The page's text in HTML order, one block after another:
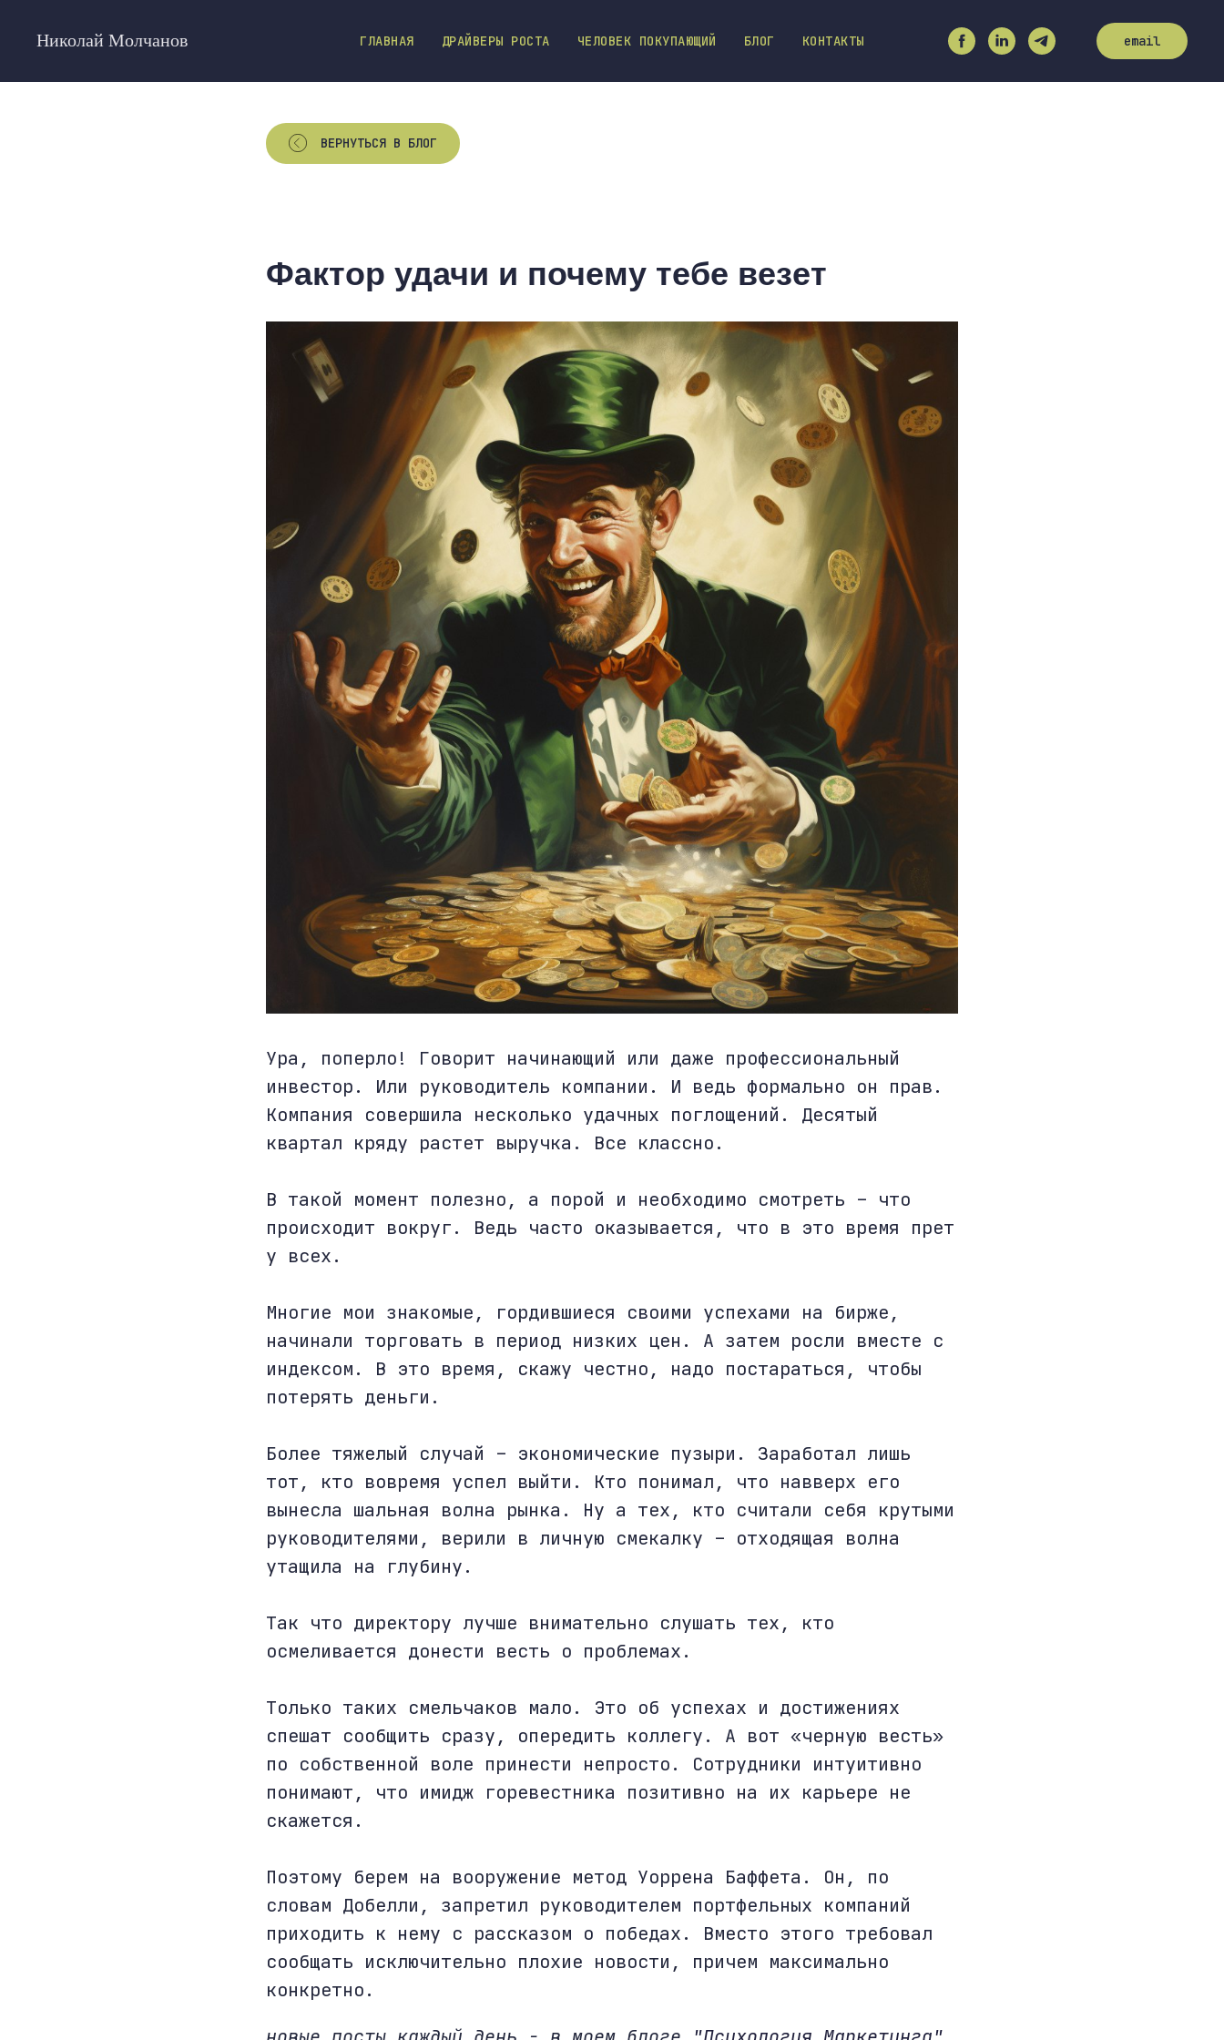
Николай Молчанов ГЛАВНАЯ ДРАЙВЕРЫ РОСТА ЧЕЛОВЕК ПОКУПАЮЩИЙ БЛОГ КОНТАКТЫ email
ВЕРНУТЬСЯ В БЛОГ
Фактор удачи и почему тебе везет
Ура, поперло! Говорит начинающий или даже профессиональный
инвестор. Или руководитель компании. И ведь формально он прав.
Компания совершила несколько удачных поглощений. Десятый
квартал кряду растет выручка. Все классно.
В такой момент полезно, а порой и необходимо смотреть – что
происходит вокруг. Ведь часто оказывается, что в это время прет
у всех.
Многие мои знакомые, гордившиеся своими успехами на бирже,
начинали торговать в период низких цен. А затем росли вместе с
индексом. В это время, скажу честно, надо постараться, чтобы
потерять деньги.
Более тяжелый случай – экономические пузыри. Заработал лишь
тот, кто вовремя успел выйти. Кто понимал, что навверх его
вынесла шальная волна рынка. Ну а тех, кто считали себя крутыми
руководителями, верили в личную смекалку – отходящая волна
утащила на глубину.
Так что директору лучше внимательно слушать тех, кто
осмеливается донести весть о проблемах.
Только таких смельчаков мало. Это об успехах и достижениях
спешат сообщить сразу, опередить коллегу. А вот «черную весть»
по собственной воле принести непросто. Сотрудники интуитивно
понимают, что имидж горевестника позитивно на их карьере не
скажется.
Поэтому берем на вооружение метод Уоррена Баффета. Он, по
словам Добелли, запретил руководителем портфельных компаний
приходить к нему с рассказом о победах. Вместо этого требовал
сообщать исключительно плохие новости, причем максимально
конкретно.